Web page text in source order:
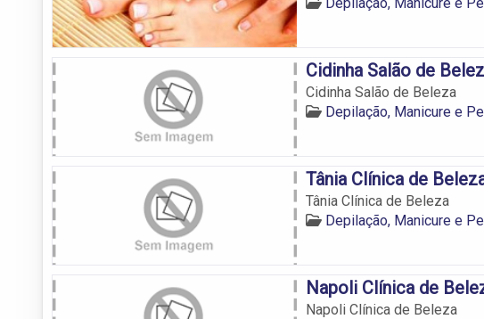
Cidinha Salão de
Cidinha Salão de Beleza
Depilação, Manicure e
Tânia Clínica de
Tânia Clínica de Beleza
Depilação, Manicure e
Napoli Clínica de
Napoli Clínica de Beleza